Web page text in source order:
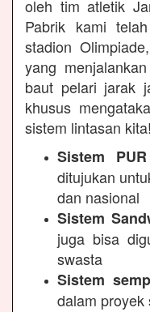
oleh tim atletik
Pabrik kami
stadion
yang
baut pelari jarak
khusus
sistem lintasan kita!
Sistem
ditujukan
dan nasional
Sistem
juga bisa
swasta
Sistem
dalam proyek